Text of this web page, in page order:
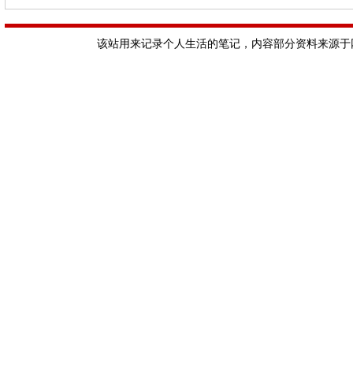
该站用来记录个人生活的笔记，内容部分资料来源